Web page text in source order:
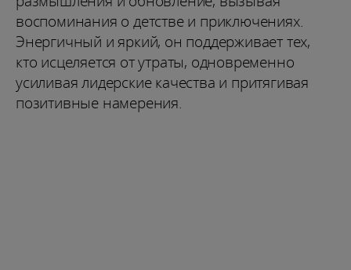
воспоминания о детстве и приключениях.
Энергичный и яркий, он поддерживает тех,
кто исцеляется от утраты, одновременно
усиливая лидерские качества и притягивая
позитивные намерения.